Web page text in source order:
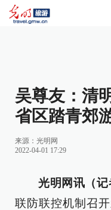
吴尊友：清
省区踏青郊
来源： 光明网
2022-04-01 17:29
光明网讯（
联防联控机制召